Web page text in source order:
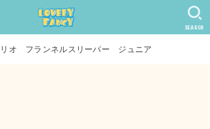
SEARCH
リオ フランネルスリーパー ジュニア